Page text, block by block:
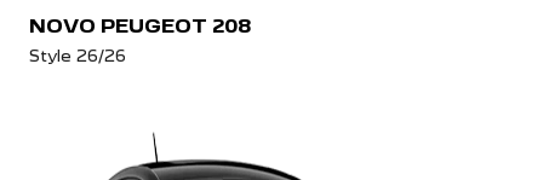
NOVO PEUGEOT 208
Style 26/26